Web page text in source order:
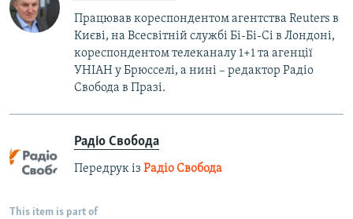
Працював кореспондентом агентства Reuters в
Києві, на Всесвітній службі Бі-Бі-Сі в Лондоні,
кореспондентом телеканалу 1+1 та агенції
УНІАН у Брюсселі, а нині – редактор Радіо
Свобода в Празі.
Радіо Свобода
Передрук із Радіо Свобода
This item is part of